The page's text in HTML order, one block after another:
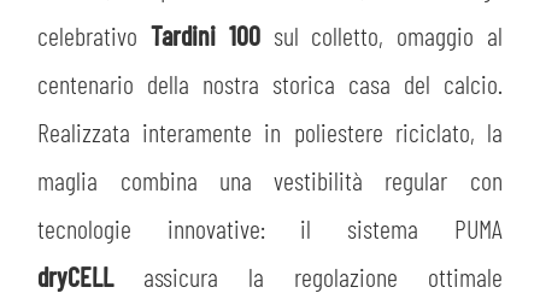
celebrativoTardini 100 sul colletto, omaggio al
centenario della nostra storica casa del calcio.
Realizzata interamente in poliestere riciclato, la
maglia combina una vestibilità regular con
tecnologie innovative: il sistema PUMA
dryCELL assicura la regolazione ottimale